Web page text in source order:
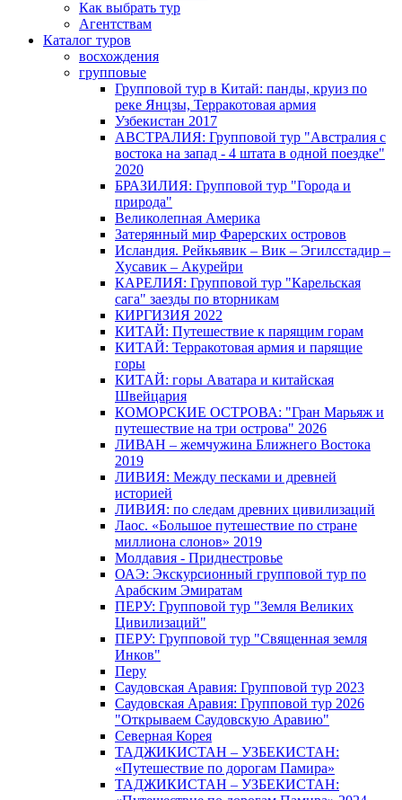
Как выбрать тур
Агентствам
Каталог туров
восхождения
групповые
Групповой тур в Китай: панды, круиз по
реке Янцзы, Терракотовая армия
Узбекистан 2017
АВСТРАЛИЯ: Групповой тур "Австралия с
востока на запад - 4 штата в одной поездке"
2020
БРАЗИЛИЯ: Групповой тур "Города и
природа"
Великолепная Америка
Затерянный мир Фарерских островов
Исландия. Рейкьявик – Вик – Эгилсстадир –
Хусавик – Акурейри
КАРЕЛИЯ: Групповой тур "Карельская
сага" заезды по вторникам
КИРГИЗИЯ 2022
КИТАЙ: Путешествие к парящим горам
КИТАЙ: Терракотовая армия и парящие
горы
КИТАЙ: горы Аватара и китайская
Швейцария
КОМОРСКИЕ ОСТРОВА: "Гран Марьяж и
путешествие на три острова" 2026
ЛИВАН – жемчужина Ближнего Востока
2019
ЛИВИЯ: Между песками и древней
историей
ЛИВИЯ: по следам древних цивилизаций
Лаос. «Большое путешествие по стране
миллиона слонов» 2019
Молдавия - Приднестровье
ОАЭ: Экскурсионный групповой тур по
Арабским Эмиратам
ПЕРУ: Групповой тур "Земля Великих
Цивилизаций"
ПЕРУ: Групповой тур "Священная земля
Инков"
Перу
Саудовская Аравия: Групповой тур 2023
Саудовская Аравия: Групповой тур 2026
"Открываем Саудовскую Аравию"
Северная Корея
ТАДЖИКИСТАН – УЗБЕКИСТАН:
«Путешествие по дорогам Памира»
ТАДЖИКИСТАН – УЗБЕКИСТАН: